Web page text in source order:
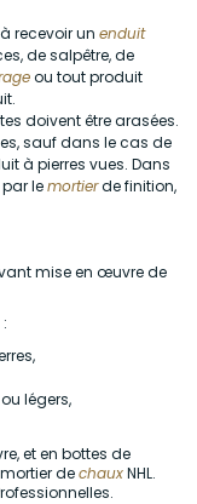
recevoir un enduit
de salpêtre, de
ou tout produit
doivent être arasées.
sauf dans le cas de
à pierres vues. Dans
lemortierde finition,
mise en œuvre de
légers,
et en bottes de
dechauxNHL.